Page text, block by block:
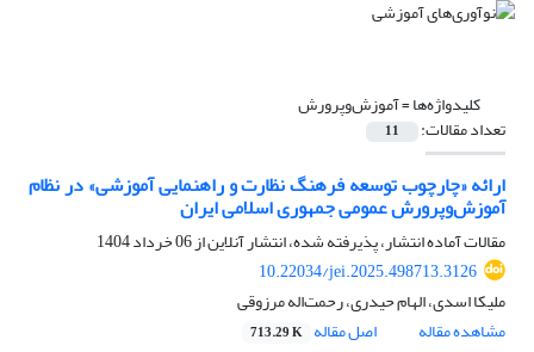
کلیدواژه‌ها =آموزش‌وپرورش
تعداد مقالات: 11
ارائه «چارچوب توسعه فرهنگ نظارت و راهنمایی آموزشی» در نظام
آموزش‌وپرورش عمومی جمهوری اسلامی ایران
مقالات آماده انتشار، پذیرفته شده، انتشار آنلاین از06 خرداد 1404
10.22034/jei.2025.498713.3126
ملیکا اسدی، الهام حیدری، رحمت‌اله مرزوقی
مشاهده مقاله
اصل مقاله 713.29 K